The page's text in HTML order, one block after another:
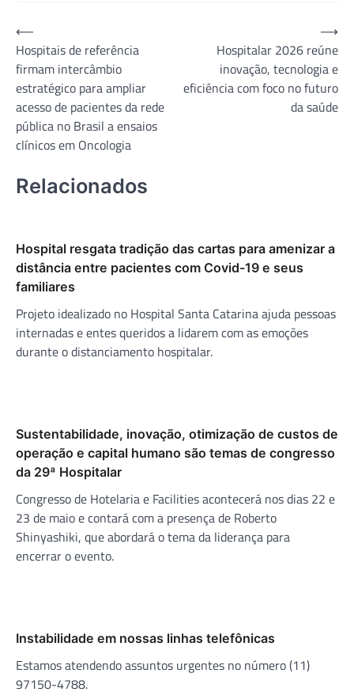
Navegação
de
Post
⟵
Hospitais de referência
firmam intercâmbio
estratégico para ampliar
acesso de pacientes da rede
pública no Brasil a ensaios
clínicos em Oncologia
Hospitalar 2026 reúne
inovação, tecnologia e
eficiência com foco no futuro
da saúde
⟶
Relacionados
Hospital resgata tradição das cartas para amenizar a
distância entre pacientes com Covid-19 e seus
familiares
Projeto idealizado no Hospital Santa Catarina ajuda pessoas
internadas e entes queridos a lidarem com as emoções
durante o distanciamento hospitalar.
Sustentabilidade, inovação, otimização de custos de
operação e capital humano são temas de congresso
da 29ª Hospitalar
Congresso de Hotelaria e Facilities acontecerá nos dias 22 e
23 de maio e contará com a presença de Roberto
Shinyashiki, que abordará o tema da liderança para
encerrar o evento.
Instabilidade em nossas linhas telefônicas
Estamos atendendo assuntos urgentes no número (11)
97150-4788.